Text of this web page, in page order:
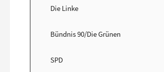
Die Linke
Bündnis 90/Die Grünen
SPD